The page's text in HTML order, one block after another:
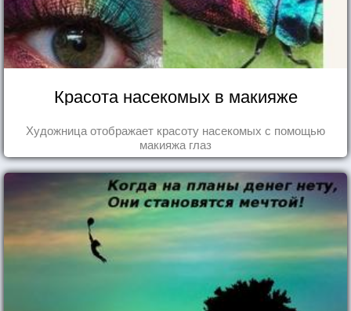
Красота насекомых в макияже
Художница отображает красоту насекомых с помощью
макияжа глаз